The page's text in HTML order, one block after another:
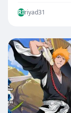
RIriyad31